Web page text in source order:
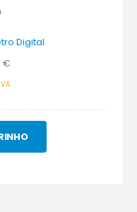
Digital
€